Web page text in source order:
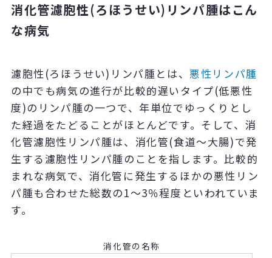
消化管濾胞性(ろほうせい)リンパ腫はこん
な病気
濾胞性(ろほうせい)リンパ腫とは、 悪性リンパ腫
の中でも病気の進行が比較的遅いタイプ(低悪性
度)のリンパ腫の一つで、年単位でゆっくりとし
た経過をたどることがほとんどです。そして、消
化管濾胞性リンパ腫は、消化管(食道～大腸)で発
生する濾胞性リンパ腫のことを指します。比較的
まれな病気で、消化管に発生するほかの悪性リン
パ腫も合わせた総数の1～3％程度といわれていま
す。
消化管の名称